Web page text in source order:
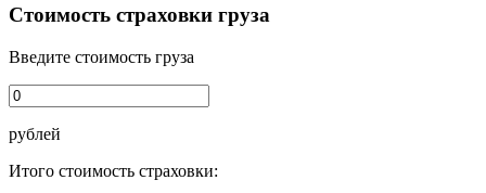
Стоимость страховки груза
Введите стоимость груза
рублей
Итого стоимость страховки: